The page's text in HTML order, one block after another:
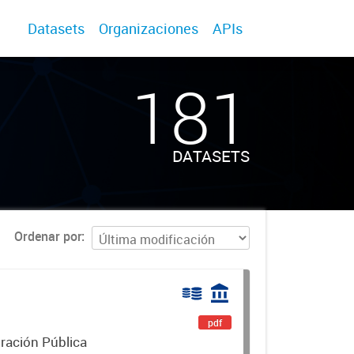
Datasets Organizaciones APIs
181
DATASETS
Ordenar por
Pública
pdf